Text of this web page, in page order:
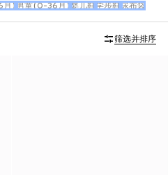
月) 男童(0-36月) 婴儿鞋 学步鞋 尿布袋
筛选并排序